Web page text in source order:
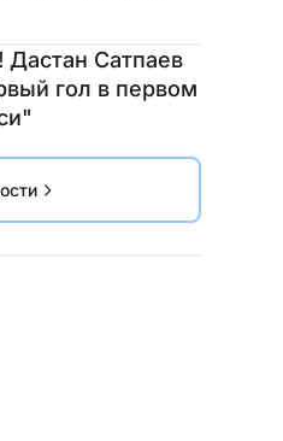
Дастан Сатпаев
гол в первом